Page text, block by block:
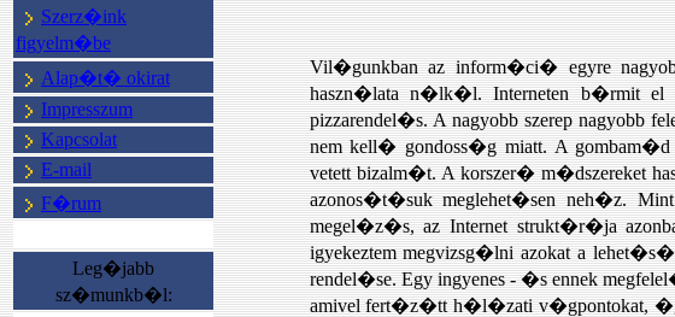
Szerz�ink
figyelm�be
Alap�t� okirat
Impresszum
Kapcsolat
E-mail
F�rum
Leg�jabb
sz�munkb�l:
Vil�gunkban az inform�ci� egyre
haszn�lata n�lk�l. Interneten b�rmit
pizzarendel�s. A nagyobb szerep
nem kell� gondoss�g miatt. A
vetett bizalm�t. A korszer�
azonos�t�suk meglehet�sen neh�z.
megel�z�s, az Internet strukt�r�ja
igyekeztem megvizsg�lni azokat a
rendel�se. Egy ingyenes - �s ennek
amivel fert�z�tt h�l�zati v�gpontokat,